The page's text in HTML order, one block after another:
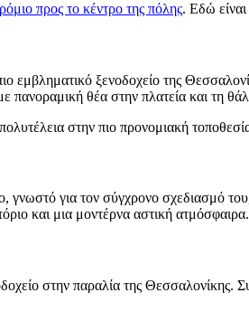
προς το κέντρο της πόλης. Εδώ
εμβληματικό ξενοδοχείο της
πανοραμική θέα στην πλατεία και τη
στην πιο προνομιακή
για τον σύγχρονο σχεδιασμό
και μια μοντέρνα αστική ατμόσφαιρα.
στην παραλία της